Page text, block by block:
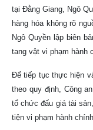
tại Đằng Giang, Ngô
hàng hóa không rõ
Ngô Quyền lập biên
tang vật vi phạm hành
Để tiếp tục thực hiện
theo quy định, Công
tổ chức đấu giá tài
tiện vi phạm hành